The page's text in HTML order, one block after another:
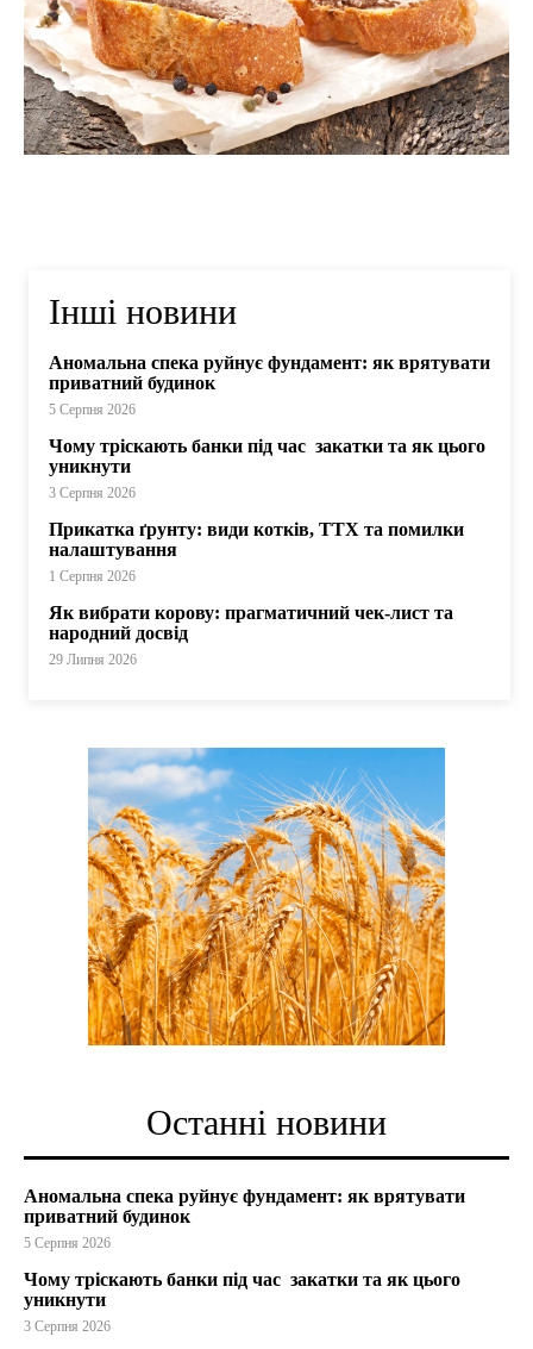
Інші новини
Аномальна спека руйнує фундамент: як врятувати
приватний будинок
5 Серпня 2026
Чому тріскають банки під час закатки та як цього
уникнути
3 Серпня 2026
Прикатка ґрунту: види котків, ТТХ та помилки
налаштування
1 Серпня 2026
Як вибрати корову: прагматичний чек-лист та
народний досвід
29 Липня 2026
Останні новини
Аномальна спека руйнує фундамент: як врятувати
приватний будинок
5 Серпня 2026
Чому тріскають банки під час закатки та як цього
уникнути
3 Серпня 2026